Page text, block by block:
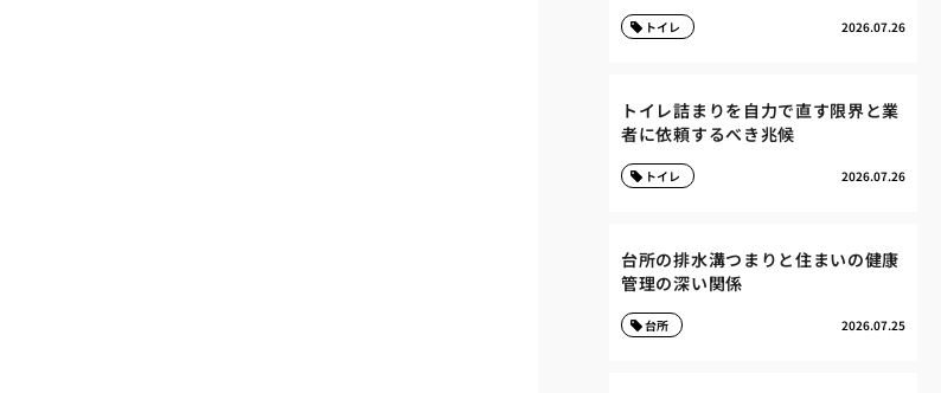
2026.07.26
トイレ
トイレ詰まりを自力で直す限界と業
者に依頼するべき兆候
2026.07.26
トイレ
台所の排水溝つまりと住まいの健康
管理の深い関係
2026.07.25
台所